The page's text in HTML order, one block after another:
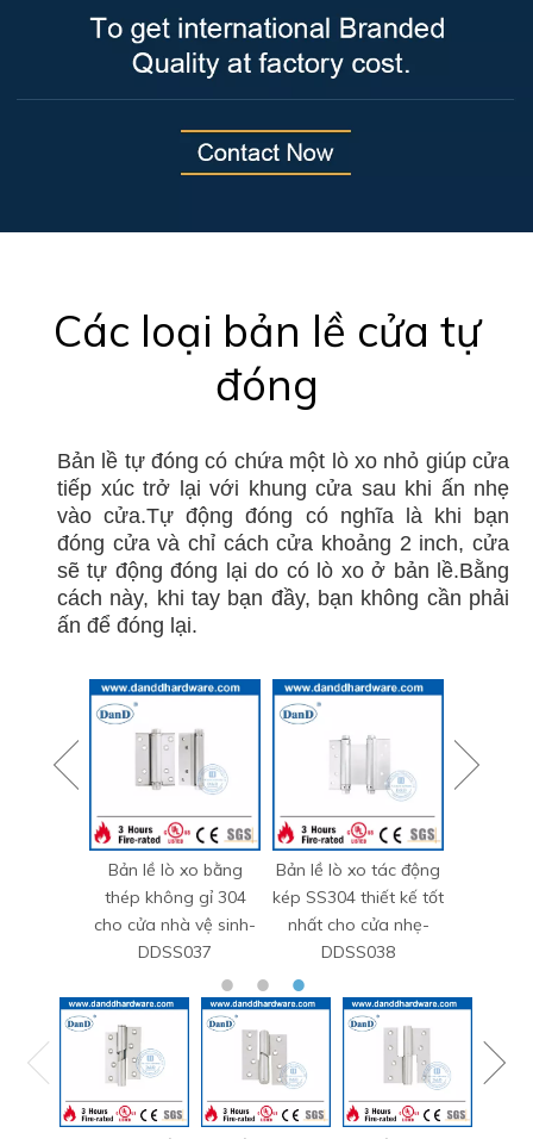
Các loại bản lề cửa tự
đóng
Bản lề tự đóng có chứa một lò xo nhỏ giúp cửa
tiếp xúc trở lại với khung cửa sau khi ấn nhẹ
vào cửa.Tự động đóng có nghĩa là khi bạn
đóng cửa và chỉ cách cửa khoảng 2 inch, cửa
sẽ tự động đóng lại do có lò xo ở bản lề.Bằng
cách này, khi tay bạn đầy, bạn không cần phải
ấn để đóng lại.
Bản lề lò xo tác động
kép SS304 thiết kế tốt
nhất cho cửa nhẹ-
DDSS038
Bản lề lò xo có thể
điều chỉnh độ căng
bằng bạc SUS304 cho
cửa gỗ-DDSS033